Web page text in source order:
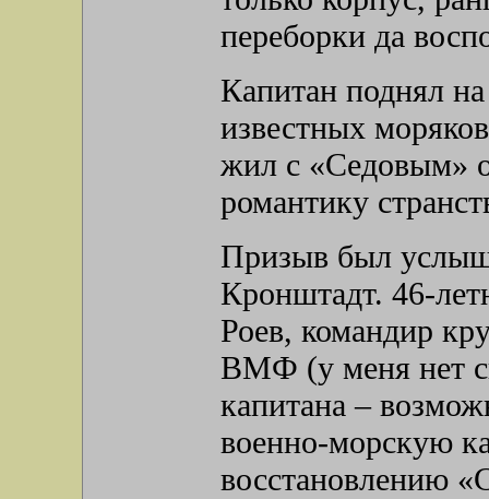
переборки да
Капитан поднял
известных
жил с «Седовым»
романтику
Призыв был
Кронштадт. 46-
Роев, командир
ВМФ (у меня нет
капитана –
военно-морскую
восстановлению